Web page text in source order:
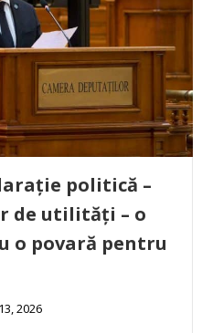
politică –
de utilități – o
o povară pentru
2026